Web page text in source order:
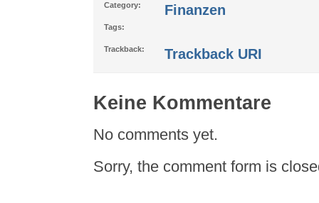
Category: Finanzen
Tags:
Trackback: Trackback URI
Keine Kommentare
No comments yet.
Sorry, the comment form is